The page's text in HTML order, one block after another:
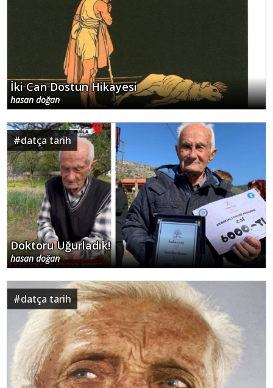
İki Can Dostun Hikayesi
hasan doğan
#datça tarih
Doktoru Uğurladık!
hasan doğan
#datça tarih